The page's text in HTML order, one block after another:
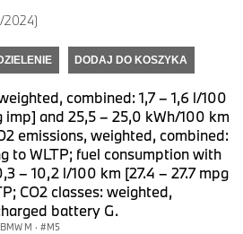
2024)
DODAJ DO KOSZYKA
combined: 1,7 – 1,6 l/100
imp] and 25,5 – 25,0 kWh/100 km
emissions, weighted, combined:
to WLTP; fuel consumption with
– 10,2 l/100 km [27.4 – 27.7 mpg
CO2 classes: weighted,
battery G.
M · M5